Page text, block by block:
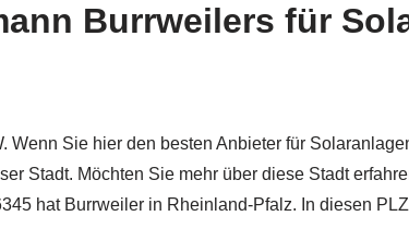
Burrweilers für
Wenn Sie hier den besten Anbieter für
Stadt. Möchten Sie mehr über diese Stadt
hat Burrweiler in Rheinland-Pfalz. In diesen